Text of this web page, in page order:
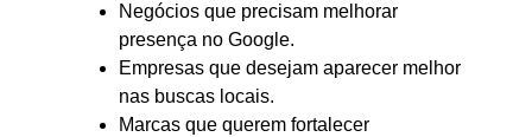
Negócios que precisam melhorar
presença no Google.
Empresas que desejam aparecer melhor
nas buscas locais.
Marcas que querem fortalecer